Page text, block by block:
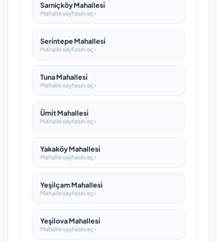
Sarniçköy Mahallesi̇
Mahalle sayfasını aç ›
Seri̇ntepe Mahallesi̇
Mahalle sayfasını aç ›
Tuna Mahallesi̇
Mahalle sayfasını aç ›
Ümi̇t Mahallesi̇
Mahalle sayfasını aç ›
Yakaköy Mahallesi̇
Mahalle sayfasını aç ›
Yeşi̇lçam Mahallesi̇
Mahalle sayfasını aç ›
Yeşi̇lova Mahallesi̇
Mahalle sayfasını aç ›